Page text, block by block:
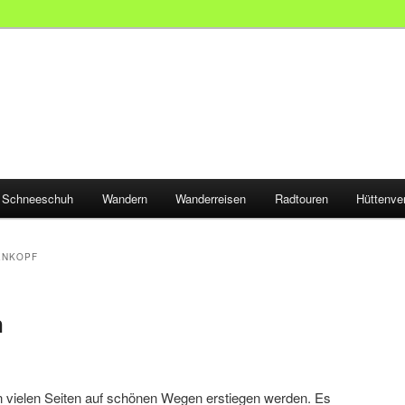
Schneeschuh Wandern Wanderreisen Radtouren
Seiten auf schönen Wegen erstiegen werden. Es